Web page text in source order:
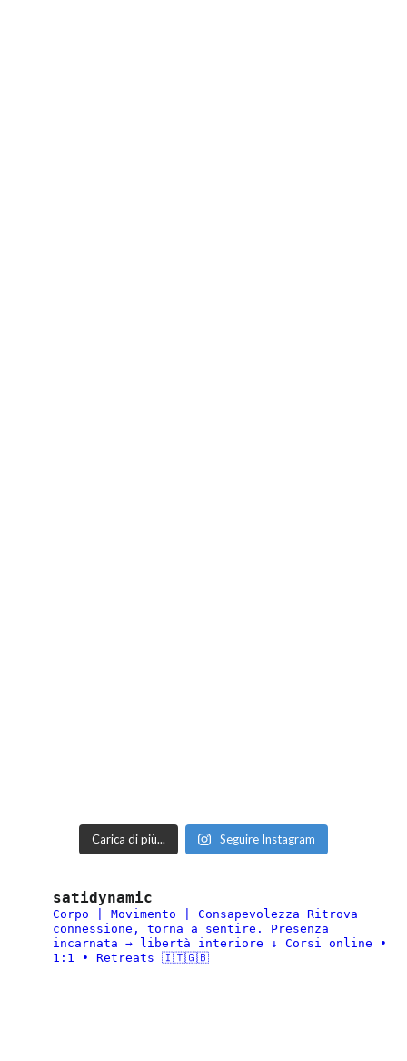
Carica di più... Seguire Instagram
satidynamic
Corpo | Movimento | Consapevolezza Ritrova
connessione, torna a sentire.
Presenza
incarnata → libertà interiore ↓ Corsi online •
1:1 • Retreats 🇮🇹🇬🇧